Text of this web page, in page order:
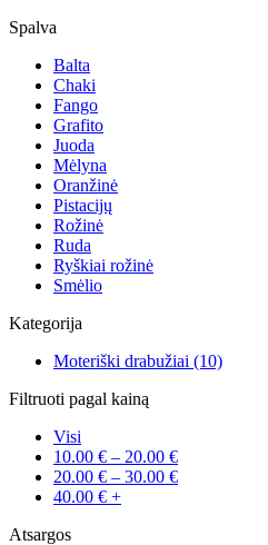
Spalva
Balta
Chaki
Fango
Grafito
Juoda
Mėlyna
Oranžinė
Pistacijų
Rožinė
Ruda
Ryškiai rožinė
Smėlio
Kategorija
Moteriški drabužiai (10)
Filtruoti pagal kainą
Visi
10.00 € – 20.00 €
20.00 € – 30.00 €
40.00 € +
Atsargos